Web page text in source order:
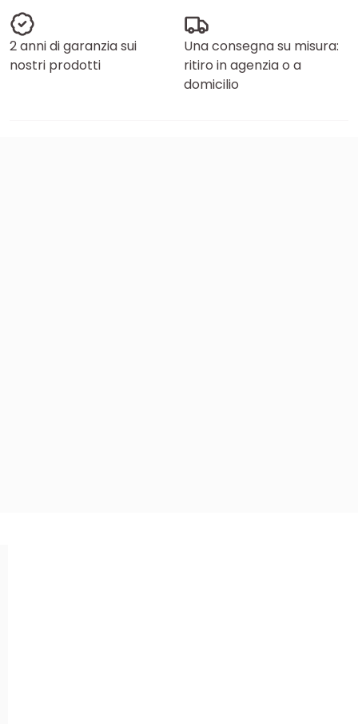
2 anni di garanzia sui
nostri prodotti
Una consegna su misura:
ritiro in agenzia o a
domicilio